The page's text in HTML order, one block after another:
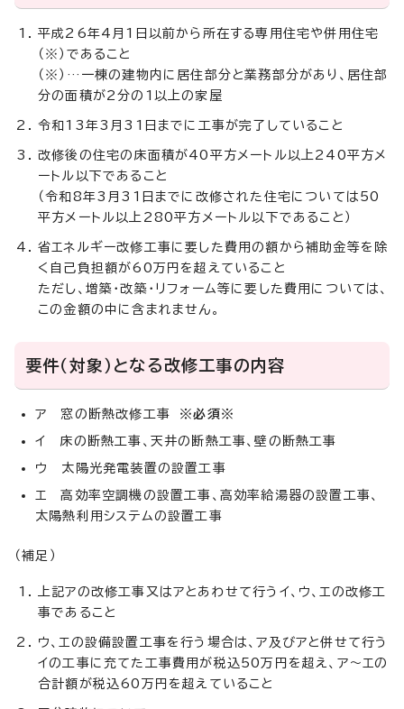
平成26年4月1日以前から所在する専用住宅や併用住宅
（※）であること
（※）…一棟の建物内に居住部分と業務部分があり、居住部
分の面積が2分の1以上の家屋
令和13年3月31日までに工事が完了していること
改修後の住宅の床面積が40平方メートル以上240平方メ
ートル以下であること
（令和8年3月31日までに改修された住宅については50
平方メートル以上280平方メートル以下であること）
省エネルギー改修工事に要した費用の額から補助金等を除
く自己負担額が60万円を超えていること
ただし、増築・改築・リフォーム等に要した費用については、
この金額の中に含まれません。
要件（対象）となる改修工事の内容
ア 窓の断熱改修工事 ※必須※
イ 床の断熱工事、天井の断熱工事、壁の断熱工事
ウ 太陽光発電装置の設置工事
エ 高効率空調機の設置工事、高効率給湯器の設置工事、
太陽熱利用システムの設置工事
（補足）
上記アの改修工事又はアとあわせて行うイ、ウ、エの改修工
事であること
ウ、エの設備設置工事を行う場合は、ア及びアと併せて行う
イの工事に充てた工事費用が税込50万円を超え、ア～エの
合計額が税込60万円を超えていること